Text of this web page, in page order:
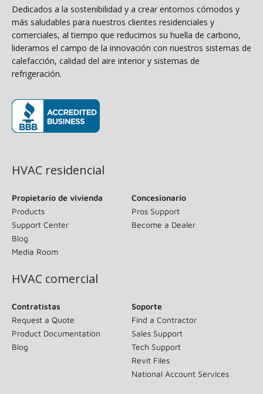
Dedicados a la sostenibilidad y a crear entornos cómodos y
más saludables para nuestros clientes residenciales y
comerciales, al tiempo que reducimos su huella de carbono,
lideramos el campo de la innovación con nuestros sistemas de
calefacción, calidad del aire interior y sistemas de
refrigeración.
HVAC residencial
Propietario de vivienda
Products
Support Center
Blog
Media Room
Concesionario
Pros Support
Become a Dealer
HVAC comercial
Contratistas
Request a Quote
Product Documentation
Blog
Soporte
Find a Contractor
Sales Support
Tech Support
Revit Files
National Account Services